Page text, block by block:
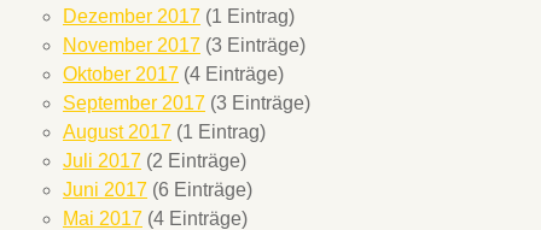
Dezember 2017 (1 Eintrag)
November 2017 (3 Einträge)
Oktober 2017 (4 Einträge)
September 2017 (3 Einträge)
August 2017 (1 Eintrag)
Juli 2017 (2 Einträge)
Juni 2017 (6 Einträge)
Mai 2017 (4 Einträge)